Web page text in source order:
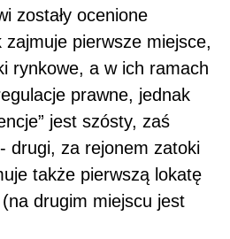
zostały ocenione
pierwsze miejsce,
rynkowe, a w ich ramach
prawne, jednak
jest szósty, zaś
- drugi, za rejonem zatoki
także pierwszą lokatę
drugim miejscu jest